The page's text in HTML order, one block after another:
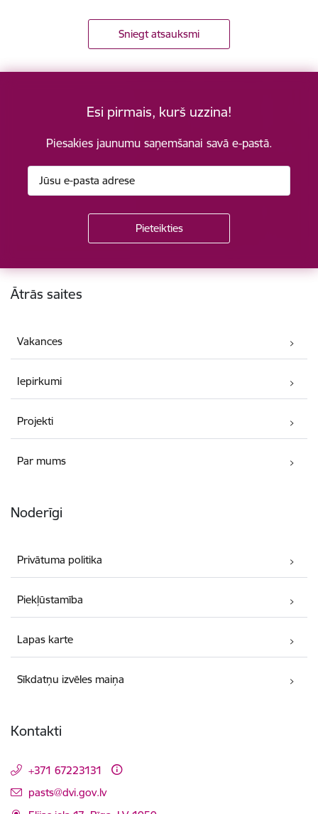
Sniegt atsauksmi
Esi pirmais, kurš uzzina!
Piesakies jaunumu saņemšanai savā e-pastā.
Kājene
Ātrās saites
Vakances
Iepirkumi
Projekti
Par mums
Noderīgi
Privātuma politika
Piekļūstamība
Lapas karte
Sīkdatņu izvēles maiņa
Kontakti
+371 67223131
E-pasts:
pasts@dvi.gov.lv